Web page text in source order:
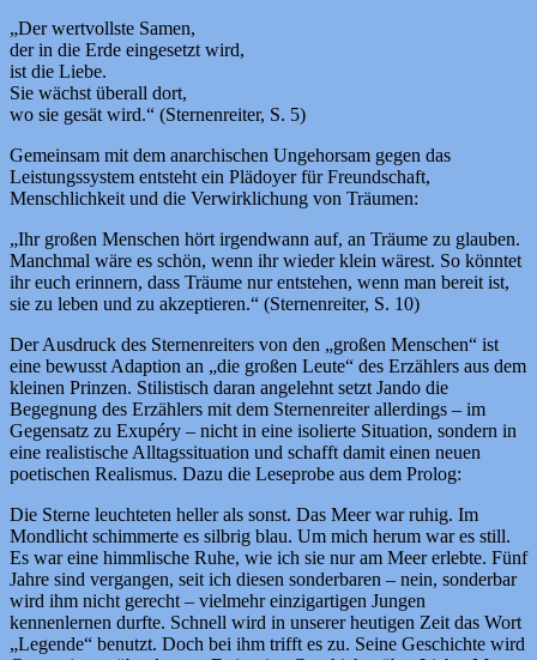
„Der wertvollste Samen,
der in die Erde eingesetzt wird,
ist die Liebe.
Sie wächst überall dort,
wo sie gesät wird.“ (Sternenreiter, S. 5)
Gemeinsam mit dem anarchischen Ungehorsam gegen das
Leistungssystem entsteht ein Plädoyer für Freundschaft,
Menschlichkeit und die Verwirklichung von Träumen:
„Ihr großen Menschen hört irgendwann auf, an Träume zu glauben.
Manchmal wäre es schön, wenn ihr wieder klein wärest. So könntet
ihr euch erinnern, dass Träume nur entstehen, wenn man bereit ist,
sie zu leben und zu akzeptieren.“ (Sternenreiter, S. 10)
Der Ausdruck des Sternenreiters von den „großen Menschen“ ist
eine bewusst Adaption an „die großen Leute“ des Erzählers aus dem
kleinen Prinzen. Stilistisch daran angelehnt setzt Jando die
Begegnung des Erzählers mit dem Sternenreiter allerdings – im
Gegensatz zu Exupéry – nicht in eine isolierte Situation, sondern in
eine realistische Alltagssituation und schafft damit einen neuen
poetischen Realismus. Dazu die Leseprobe aus dem Prolog:
Die Sterne leuchteten heller als sonst. Das Meer war ruhig. Im
Mondlicht schimmerte es silbrig blau. Um mich herum war es still.
Es war eine himmlische Ruhe, wie ich sie nur am Meer erlebte. Fünf
Jahre sind vergangen, seit ich diesen sonderbaren – nein, sonderbar
wird ihm nicht gerecht – vielmehr einzigartigen Jungen
kennenlernen durfte. Schnell wird in unserer heutigen Zeit das Wort
„Legende“ benutzt. Doch bei ihm trifft es zu. Seine Geschichte wird